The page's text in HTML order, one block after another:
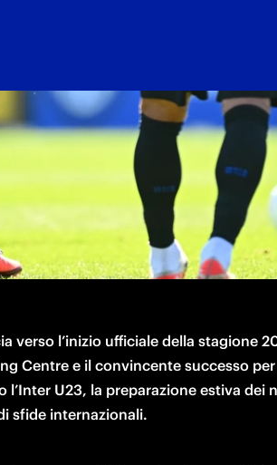
20:00
verso l’inizio ufficiale della stagione
Centre e il convincente successo
U23, la preparazione estiva dei
sfide internazionali.